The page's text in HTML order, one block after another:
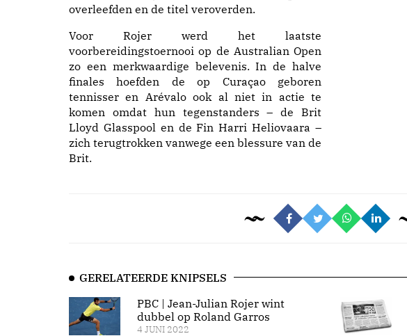
overleefden en de titel veroverden.
Voor Rojer werd het laatste
voorbereidingstoernooi op de Australian Open
zo een merkwaardige belevenis. In de halve
finales hoefden de op Curaçao geboren
tennisser en Arévalo ook al niet in actie te
komen omdat hun tegenstanders – de Brit
Lloyd Glasspool en de Fin Harri Heliovaara –
zich terugtrokken vanwege een blessure van de
Brit.
GERELATEERDE KNIPSELS
PBC | Jean-Julian Rojer wint
dubbel op Roland Garros
4 JUNI 2022